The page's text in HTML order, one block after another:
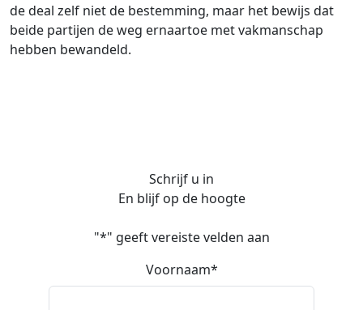
de deal zelf niet de bestemming, maar het bewijs dat
beide partijen de weg ernaartoe met vakmanschap
hebben bewandeld.
Schrijf u in
En blijf op de hoogte
"*" geeft vereiste velden aan
Voornaam*